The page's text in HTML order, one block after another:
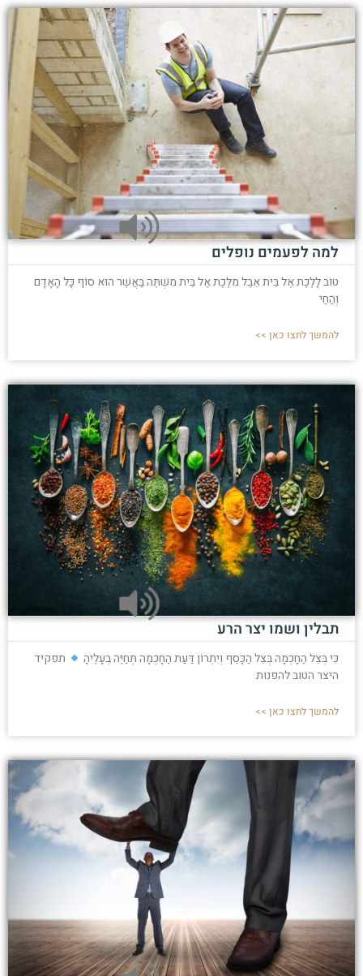
למה לפעמים נופלים
טוֹב לָלֶכֶת אֶל בֵּית אֵבֶל מִלֶּכֶת אֶל בֵּית מִשְׁתֶּה בַּאֲשֶׁר הוּא סוֹף כָּל הָאָדָם
וְהַחַי
להמשך לחצו כאן >>
תבלין ושמו יצר הרע
כִּי בְּצֵל הַחָכְמָה בְּצֵל הַכָּסֶף וְיִתְרוֹן דַּעַת הַחָכְמָה תְּחַיֶּה בְעָלֶיהָ
תפקיד
היצר הטוב להפנות
להמשך לחצו כאן >>